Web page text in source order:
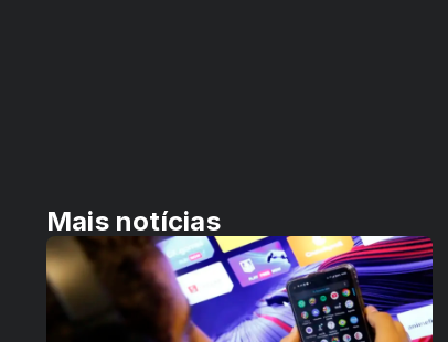
Mais notícias